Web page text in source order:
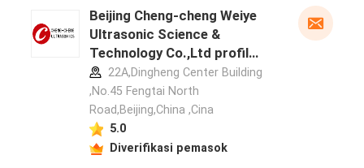
Beijing Cheng-cheng Weiye
Ultrasonic Science &
Technology Co.,Ltd profil
pabrikan
22A,Dingheng Center Building
,No.45 Fengtai North
Road,Beijing,China ,Cina
5.0
Diverifikasi pemasok